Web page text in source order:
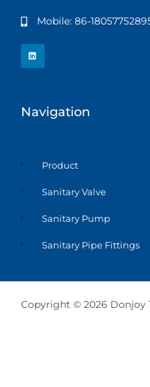
Mobile: 86-
L
i
Navigation
Product
Sanitary Valve
Sanitary Pump
Sanitary Pipe Fittings
Copyright © 2026 Donjoy